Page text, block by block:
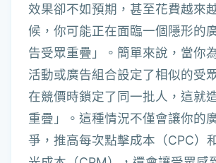
效果卻不如預期，甚至花費越來
候，你可能正在面臨一個隱形的
告受眾重疊」。簡單來說，當你
活動或廣告組合設定了相似的受
在競價時鎖定了同一批人，這就
重疊」。這種情況不僅會讓你的
爭，推高每次點擊成本（CPC）